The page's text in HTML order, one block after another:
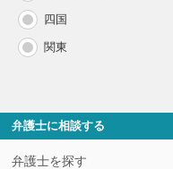
四国
関東
弁護士に相談する
弁護士を探す